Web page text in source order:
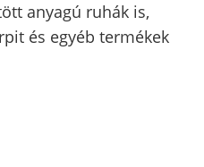
anyagú ruhák is,
és egyéb termékek